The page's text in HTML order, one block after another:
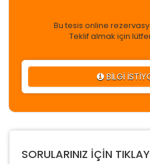
Bu tesis online
Teklif almak için
BİLGİ
SORULARINIZ İÇİN